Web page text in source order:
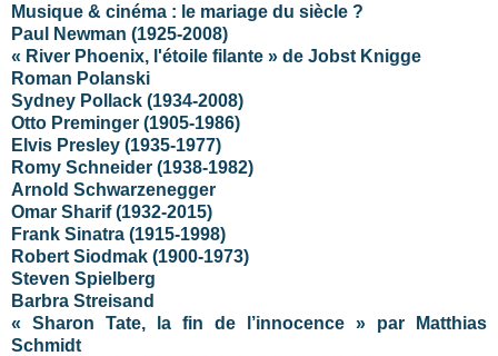
Musique & cinéma : le mariage du siècle ?
Paul Newman (1925-2008)
« River Phoenix, l'étoile filante » de Jobst Knigge
Roman Polanski
Sydney Pollack (1934-2008)
Otto Preminger (1905-1986)
Elvis Presley (1935-1977)
Romy Schneider (1938-1982)
Arnold Schwarzenegger
Omar Sharif (1932-2015)
Frank Sinatra (1915-1998)
Robert Siodmak (1900-1973)
Steven Spielberg
Barbra Streisand
« Sharon Tate, la fin de l’innocence » par Matthias
Schmidt